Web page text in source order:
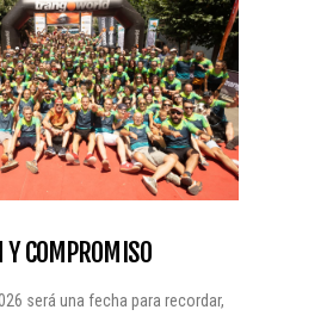
Y COMPROMISO
será una fecha para recordar,